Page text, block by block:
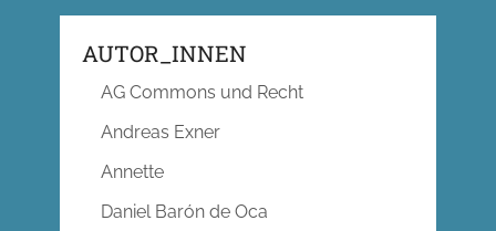
AUTOR_INNEN
AG Commons und Recht
Andreas Exner
Annette
Daniel Barón de Oca